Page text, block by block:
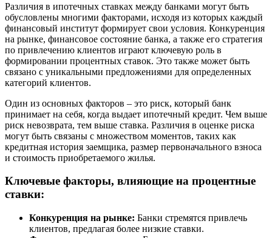
Различия в ипотечных ставках между банками могут быть
обусловлены многими факторами, исходя из которых каждый
финансовый институт формирует свои условия. Конкуренция
на рынке, финансовое состояние банка, а также его стратегия
по привлечению клиентов играют ключевую роль в
формировании процентных ставок. Это также может быть
связано с уникальными предложениями для определенных
категорий клиентов.
Один из основных факторов – это риск, который банк
принимает на себя, когда выдает ипотечный кредит. Чем выше
риск невозврата, тем выше ставка. Различия в оценке риска
могут быть связаны с множеством моментов, таких как
кредитная история заемщика, размер первоначального взноса
и стоимость приобретаемого жилья.
Ключевые факторы, влияющие на процентные
ставки:
Конкуренция на рынке: Банки стремятся привлечь
клиентов, предлагая более низкие ставки.